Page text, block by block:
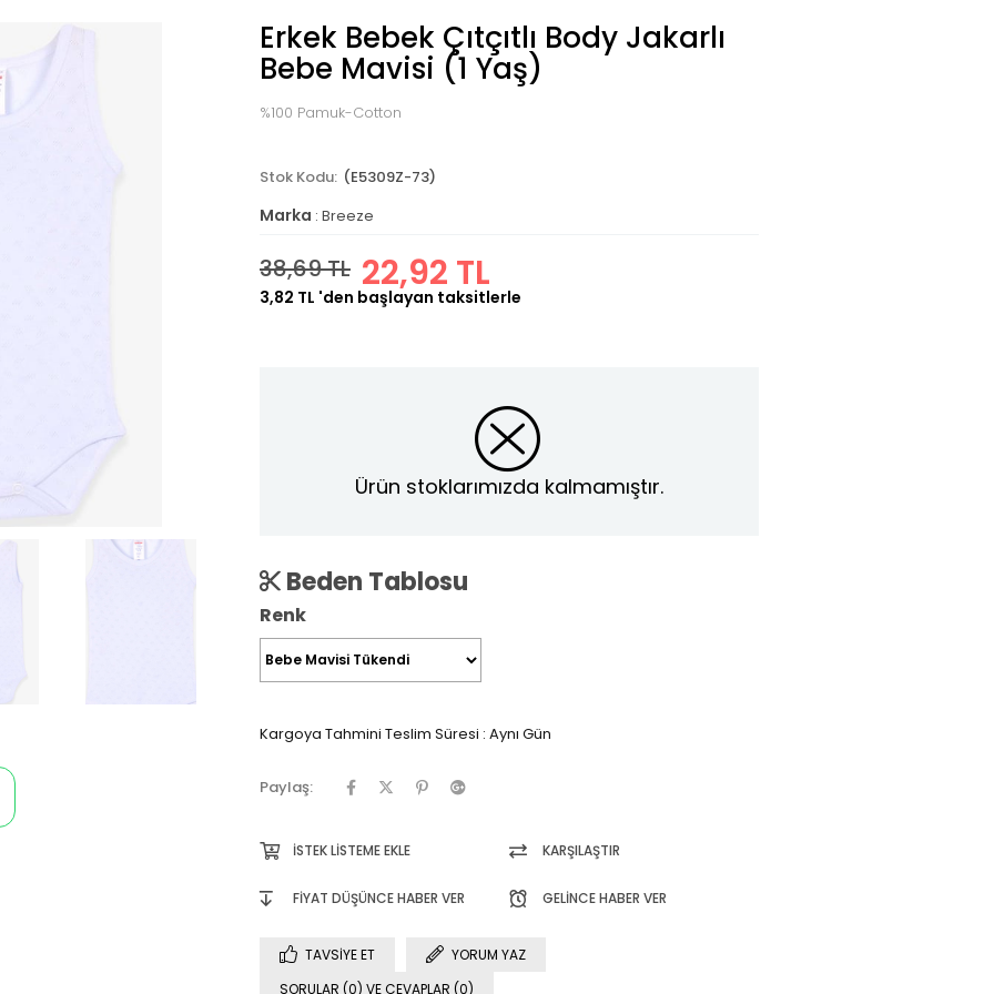
Erkek Bebek Çıtçıtlı Body Jakarlı
Bebe Mavisi (1 Yaş)
%100 Pamuk-Cotton
(E5309Z-73)
Marka : Breeze
38,69 TL 22,92 TL
3,82 TL 'den başlayan taksitlerle
Ürün stoklarımızda kalmamıştır.
Beden Tablosu
Renk
Kargoya Tahmini Teslim Süresi : Aynı Gün
Paylaş:
İSTEK LISTEME EKLE KARŞILAŞTIR
FIYAT DÜŞÜNCE HABER VER GELINCE HABER VER
TAVSIYE ET
YORUM YAZ
SORULAR (0) VE CEVAPLAR (0)